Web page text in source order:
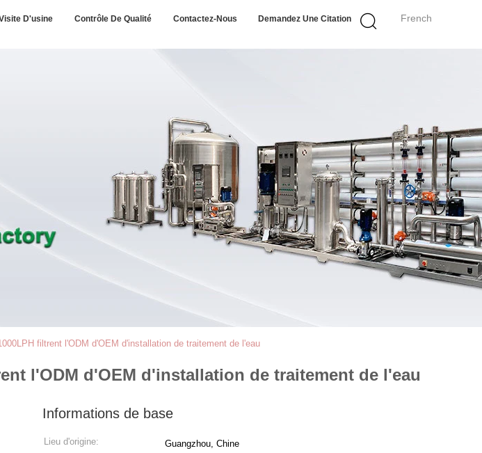
French
D'usine Contrôle De Qualité Contactez-Nous Demandez Une Citation
filtrent l'ODM d'OEM d'installation de traitement de l'eau
l'ODM d'OEM d'installation de traitement de l'eau
Informations de base
Lieu d'origine: Guangzhou, Chine